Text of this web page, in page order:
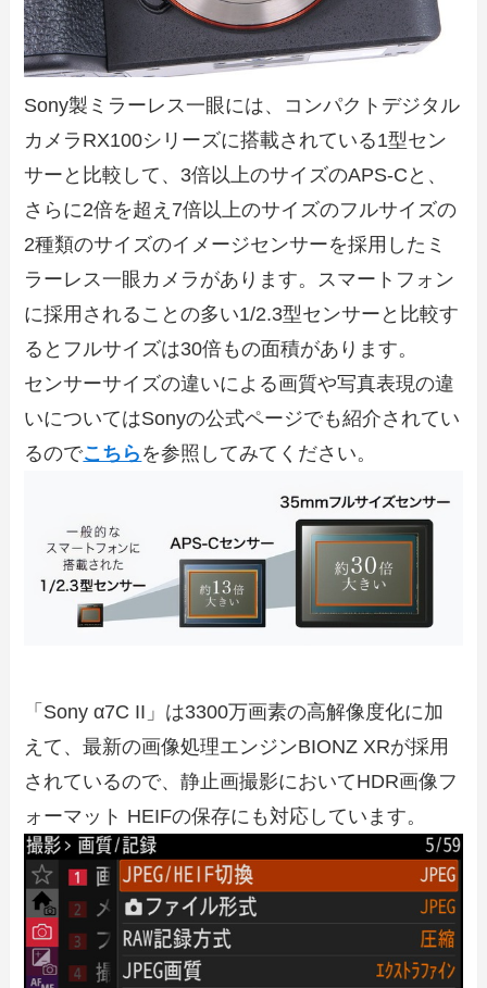
Sony製ミラーレス一眼には、コンパクトデジタル
カメラRX100シリーズに搭載されている1型セン
サーと比較して、3倍以上のサイズのAPS-Cと、
さらに2倍を超え7倍以上のサイズのフルサイズの
2種類のサイズのイメージセンサーを採用したミ
ラーレス一眼カメラがあります。スマートフォン
に採用されることの多い1/2.3型センサーと比較す
るとフルサイズは30倍もの面積があります。
センサーサイズの違いによる画質や写真表現の違
いについてはSonyの公式ページでも紹介されてい
るのでこちら を参照してみてください。
「Sony α7C II」は3300万画素の高解像度化に加
えて、最新の画像処理エンジンBIONZ XRが採用
されているので、静止画撮影においてHDR画像フ
ォーマット HEIFの保存にも対応しています。